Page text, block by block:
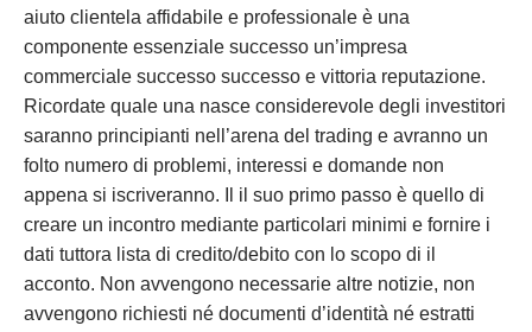
aiuto clientela affidabile e professionale è una
componente essenziale successo un’impresa
commerciale successo successo e vittoria reputazione.
Ricordate quale una nasce considerevole degli investitori
saranno principianti nell’arena del trading e avranno un
folto numero di problemi, interessi e domande non
appena si iscriveranno. Il il suo primo passo è quello di
creare un incontro mediante particolari minimi e fornire i
dati tuttora lista di credito/debito con lo scopo di il
acconto. Non avvengono necessarie altre notizie, non
avvengono richiesti né documenti d’identità né estratti